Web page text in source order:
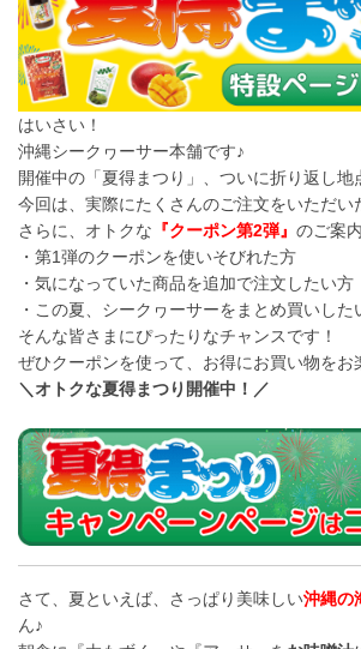
はいさい！
沖縄シークヮーサー本舗です♪
開催中の「夏得まつり」、ついに折り返し地
今回は、実際にたくさんのご注文をいただい
さらに、オトクな 『クーポン第2弾』 のご案
・第1弾のクーポンを使いそびれた方
・気になっていた商品を追加で注文したい方
・この夏、シークヮーサーをまとめ買いした
そんな皆さまにぴったりなチャンスです！
ぜひクーポンを使って、お得にお買い物をお
＼オトクな夏得まつり開催中！／
さて、夏といえば、さっぱり美味しい沖縄の
ん♪